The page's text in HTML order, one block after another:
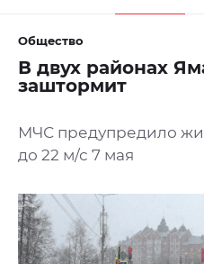
Общество
В двух районах
заштормит
МЧС предупредило
до 22 м/с 7 мая